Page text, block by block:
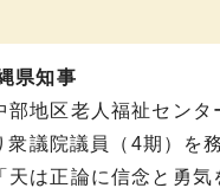
県知事
部地区老人福祉セン
議院議員（4期）
は正論に信念と勇気